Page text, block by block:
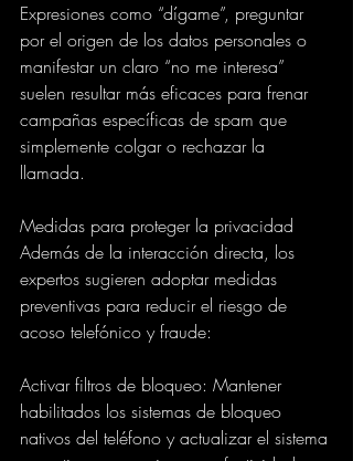
Expresiones como “dígame”, preguntar
por el origen de los datos personales o
manifestar un claro “no me interesa”
suelen resultar más eficaces para frenar
campañas específicas de spam que
simplemente colgar o rechazar la
llamada.
Medidas para proteger la privacidad
Además de la interacción directa, los
expertos sugieren adoptar medidas
preventivas para reducir el riesgo de
acoso telefónico y fraude:
Activar filtros de bloqueo: Mantener
habilitados los sistemas de bloqueo
nativos del teléfono y actualizar el sistema